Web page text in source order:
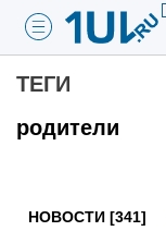
ТЕГИ
родители
НОВОСТИ [341]